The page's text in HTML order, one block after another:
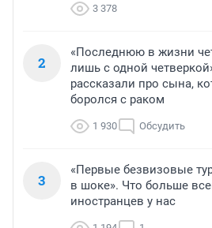
3 378
2
«Последнюю в жизни
лишь с одной
рассказали про сына,
боролся с раком
1 930 Обсудить
3
«Первые безвизовые
в шоке». Что больше
иностранцев у нас